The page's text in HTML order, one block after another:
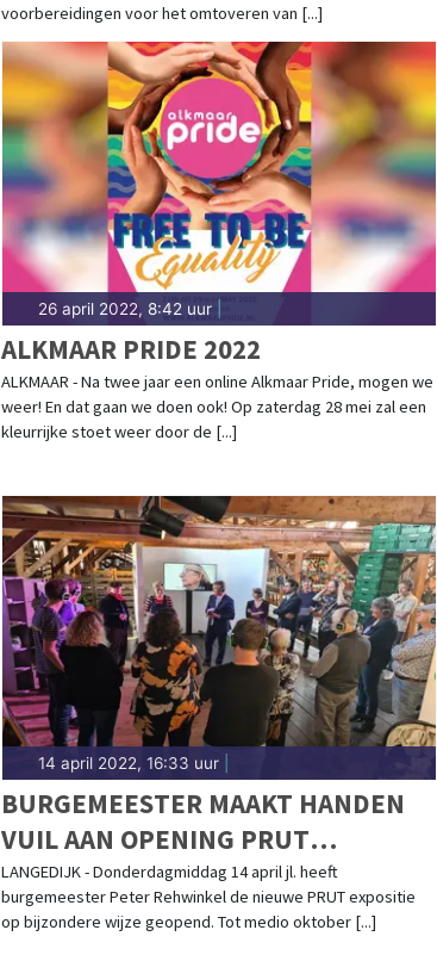
voorbereidingen voor het omtoveren van [...]
26 april 2022, 8:42 uur|
ALKMAAR PRIDE 2022
ALKMAAR - Na twee jaar een online Alkmaar Pride, mogen we
weer! En dat gaan we doen ook! Op zaterdag 28 mei zal een
kleurrijke stoet weer door de [...]
14 april 2022, 16:33 uur|
BURGEMEESTER MAAKT HANDEN
VUIL AAN OPENING PRUT
EXPOSITIE BIJ MUSEUM
BROEKERVEILING
LANGEDIJK - Donderdagmiddag 14 april jl. heeft
burgemeester Peter Rehwinkel de nieuwe PRUT expositie
op bijzondere wijze geopend. Tot medio oktober [...]